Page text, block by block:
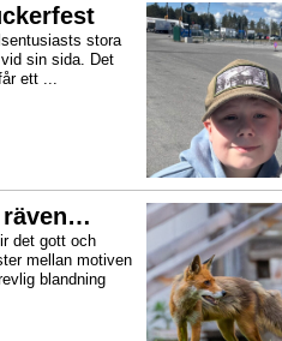
stora
sin sida. Det
ett ...
räven…
det gott och
mellan motiven
blandning